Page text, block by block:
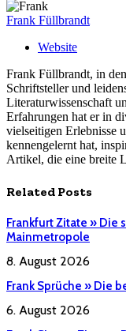
Frank Füllbrandt
Website
Frank Füllbrandt, in
Schriftsteller und
Literaturwissenschaft
Erfahrungen hat er in
vielseitigen Erlebnisse
kennengelernt hat,
Artikel, die eine breite
Related Posts
Frankfurt Zitate » Die
Mainmetropole
8. August 2026
Frank Sprüche » Die
6. August 2026